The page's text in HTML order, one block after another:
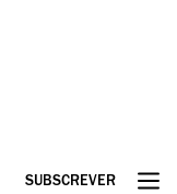
SUBSCREVER